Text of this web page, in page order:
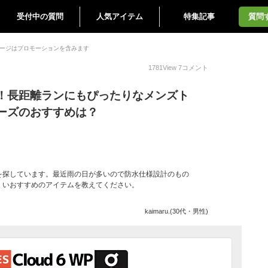
受付中の質問 人気アイテム 特集記事 質問
ジはプロモーションを含みます
1781View 7コメント
長距離ランにもぴったりなメンズト
ズのおすすめは？
しています。最近雨の日が多いので防水仕様設計のもの
おすすめのアイテムを教えてください。
kaimaru.(30代・男性)